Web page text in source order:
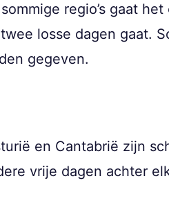
regio’s gaat het
losse dagen gaat.
gegeven.
en Cantabrië zijn
vrije dagen achter